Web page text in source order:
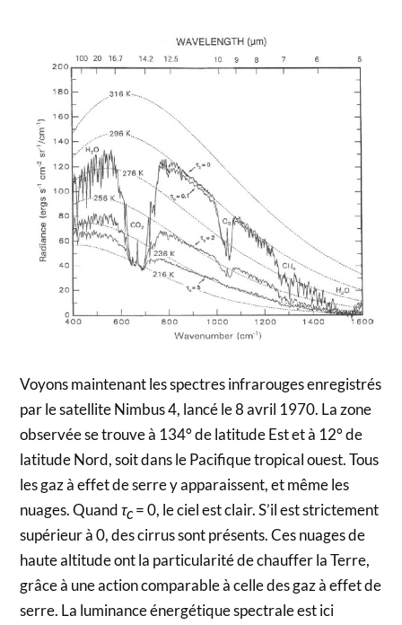
Voyons maintenant les spectres infrarouges enregistrés
par le satellite Nimbus 4, lancé le 8 avril 1970. La zone
observée se trouve à 134° de latitude Est et à 12° de
latitude Nord, soit dans le Pacifique tropical ouest. Tous
les gaz à effet de serre y apparaissent, et même les
nuages. Quandτc= 0, le ciel est clair. S’il est strictement
supérieur à 0, des cirrus sont présents. Ces nuages de
haute altitude ont la particularité de chauffer la Terre,
grâce à une action comparable à celle des gaz à effet de
serre. La luminance énergétique spectrale est ici